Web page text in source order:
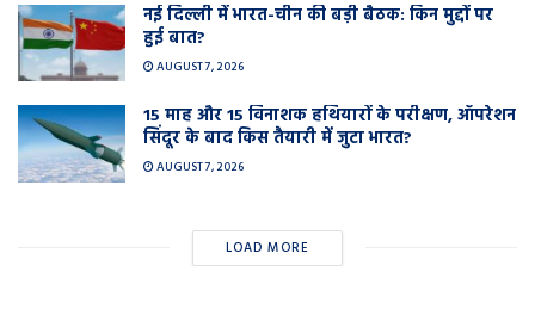
नई दिल्ली में भारत-चीन की बड़ी बैठक: किन मुद्दों पर
हुई बात?
AUGUST 7, 2026
15 माह और 15 विनाशक हथियारों के परीक्षण, ऑपरेशन
सिंदूर के बाद किस तैयारी में जुटा भारत?
AUGUST 7, 2026
LOAD MORE